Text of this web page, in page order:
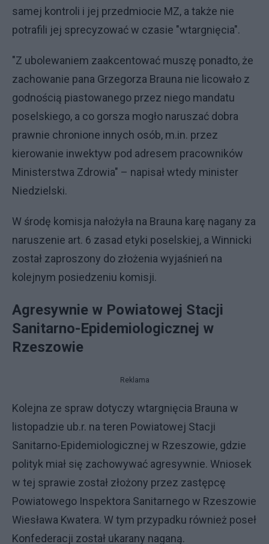
samej kontroli i jej przedmiocie MZ, a także nie
potrafili jej sprecyzować w czasie "wtargnięcia".
"Z ubolewaniem zaakcentować muszę ponadto, że
zachowanie pana Grzegorza Brauna nie licowało z
godnością piastowanego przez niego mandatu
poselskiego, a co gorsza mogło naruszać dobra
prawnie chronione innych osób, m.in. przez
kierowanie inwektyw pod adresem pracowników
Ministerstwa Zdrowia" – napisał wtedy minister
Niedzielski.
W środę komisja nałożyła na Brauna karę nagany za
naruszenie art. 6 zasad etyki poselskiej, a Winnicki
został zaproszony do złożenia wyjaśnień na
kolejnym posiedzeniu komisji.
Agresywnie w Powiatowej Stacji
Sanitarno-Epidemiologicznej w
Rzeszowie
Reklama
Kolejna ze spraw dotyczy wtargnięcia Brauna w
listopadzie ub.r. na teren Powiatowej Stacji
Sanitarno-Epidemiologicznej w Rzeszowie, gdzie
polityk miał się zachowywać agresywnie. Wniosek
w tej sprawie został złożony przez zastępcę
Powiatowego Inspektora Sanitarnego w Rzeszowie
Wiesława Kwatera. W tym przypadku również poseł
Konfederacji został ukarany naganą.